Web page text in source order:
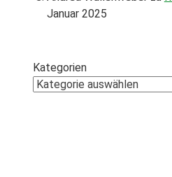
Januar 2025
Kategorien